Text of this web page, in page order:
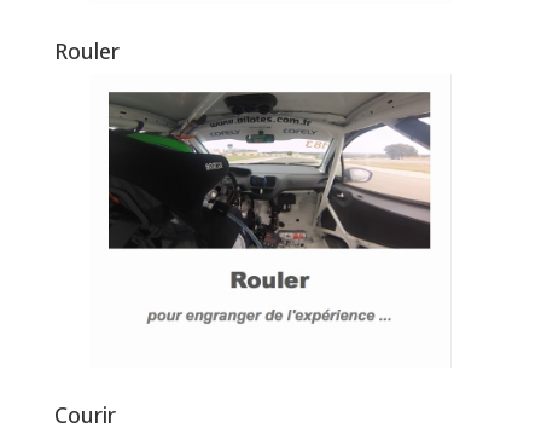
Rouler
Courir